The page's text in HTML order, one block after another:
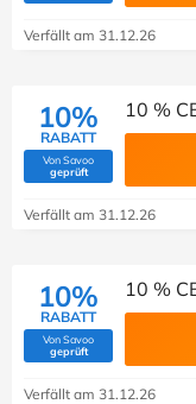
Verfällt am 31.12.26
10%
RABATT
Von Savoo
geprüft(Von Savoo geprüft)
10 %
Verfällt am 31.12.26
10%
RABATT
Von Savoo
geprüft(Von Savoo geprüft)
10 %
Verfällt am 31.12.26